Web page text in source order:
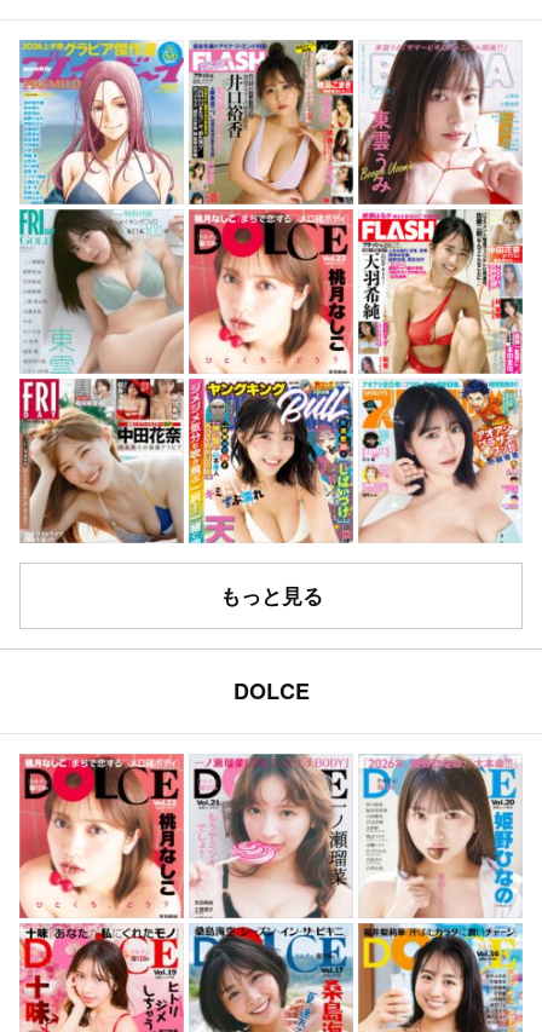
もっと見る
DOLCE